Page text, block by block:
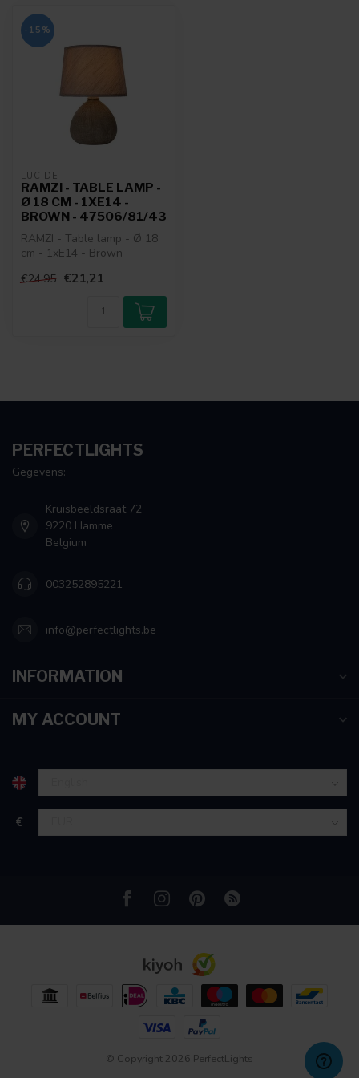
partners kunnen deze gegevens combineren met andere
informatie die u aan ze heeft verstrekt of die ze hebben
verzameld op basis van uw gebruik van hun services.
-15%
LUCIDE
RAMZI - TABLE LAMP -
Ø 18 CM - 1XE14 -
BROWN - 47506/81/43
RAMZI - Table lamp - Ø 18
cm - 1xE14 - Brown
€24,95 €21,21
PERFECTLIGHTS
Gegevens:
Kruisbeeldsraat 72
9220 Hamme
Belgium
003252895221
info@perfectlights.be
INFORMATION
MY ACCOUNT
€
© Copyright 2026 PerfectLights